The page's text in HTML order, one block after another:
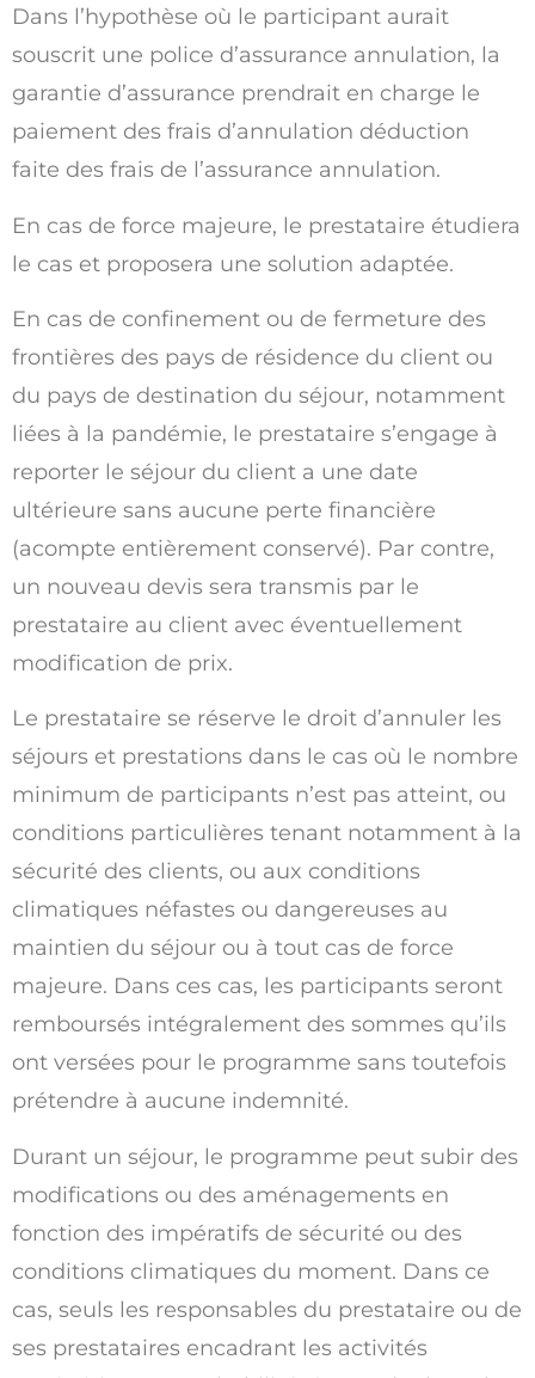
Dans l’hypothèse où le participant aurait
souscrit une police d’assurance annulation, la
garantie d’assurance prendrait en charge le
paiement des frais d’annulation déduction
faite des frais de l’assurance annulation.
En cas de force majeure, le prestataire étudiera
le cas et proposera une solution adaptée.
En cas de confinement ou de fermeture des
frontières des pays de résidence du client ou
du pays de destination du séjour, notamment
liées à la pandémie, le prestataire s’engage à
reporter le séjour du client a une date
ultérieure sans aucune perte financière
(acompte entièrement conservé). Par contre,
un nouveau devis sera transmis par le
prestataire au client avec éventuellement
modification de prix.
Le prestataire se réserve le droit d’annuler les
séjours et prestations dans le cas où le nombre
minimum de participants n’est pas atteint, ou
conditions particulières tenant notamment à la
sécurité des clients, ou aux conditions
climatiques néfastes ou dangereuses au
maintien du séjour ou à tout cas de force
majeure. Dans ces cas, les participants seront
remboursés intégralement des sommes qu’ils
ont versées pour le programme sans toutefois
prétendre à aucune indemnité.
Durant un séjour, le programme peut subir des
modifications ou des aménagements en
fonction des impératifs de sécurité ou des
conditions climatiques du moment. Dans ce
cas, seuls les responsables du prestataire ou de
ses prestataires encadrant les activités